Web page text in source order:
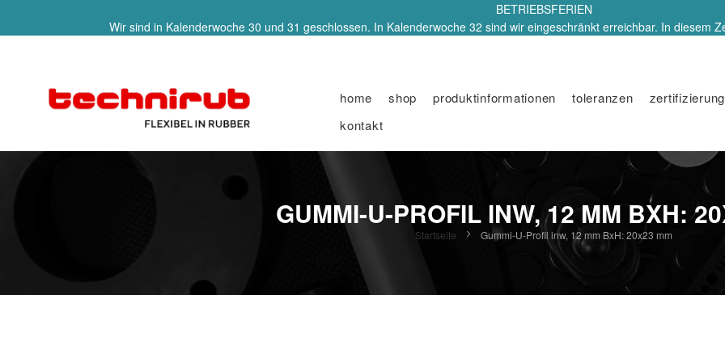
BETRIEBSFERIEN
Wir sind in Kalenderwoche 30 und 31 geschlossen. In Kalenderwoche 32 sind wir eingeschränkt erreichbar. In diesem
home shop produktinformationen toleranzen zertifizierung
kontakt
GUMMI-U-PROFIL INW, 12 MM BXH:
Startseite Gummi-U-Profil inw, 12 mm BxH: 20x23 mm